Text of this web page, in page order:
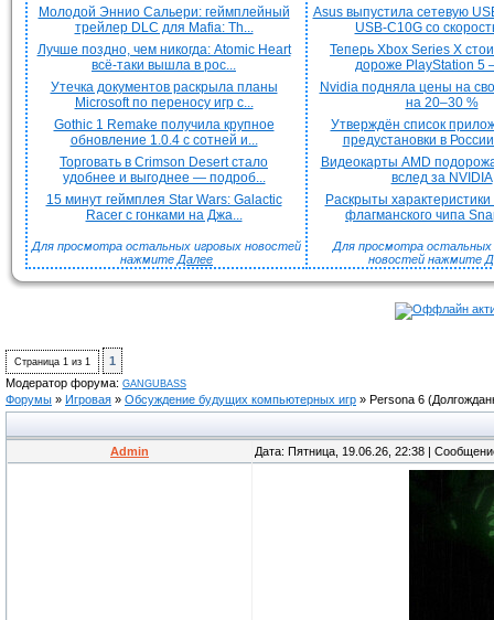
Молодой Эннио Сальери: геймплейный
трейлер DLC для Mafia: Th...
Лучше поздно, чем никогда: Atomic Heart
всё-таки вышла в рос...
Утечка документов раскрыла планы
Microsoft по переносу игр с...
Gothic 1 Remake получила крупное
обновление 1.0.4 с сотней и...
Торговать в Crimson Desert стало
удобнее и выгоднее — подроб...
15 минут геймплея Star Wars: Galactic
Racer с гонками на Джа...
Для просмотра остальных игровых новостей
нажмите Далее
Asus выпустила сетевую
USB-C10G со
Теперь Xbox Series X
дороже PlayStation 5
Nvidia подняла цены на
на 20–30 %
Утверждён список
предустановки в
Видеокарты AMD
вслед за NVIDIA
Раскрыты характеристики
флагманского чипа
Для просмотра остальных
новостей нажмите
Страница 1 из 1
1
Модератор форума: GANGUBASS
Форумы » Игровая » Обсуждение будущих компьютерных игр » Persona 6
Admin Дата: Пятница, 19.06.26, 22:38 |